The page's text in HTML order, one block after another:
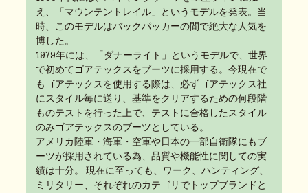
え、「マウンテントレイル」というモデルを発表。当
時、このモデルはバックパッカーの間で絶大な人気を
博した。
1979年には、「ダナーライト」というモデルで、世界
で初めてゴアテックスをブーツに採用する。今現在で
もゴアテックスを使用する際は、必ずゴアテックス社
にスタイル毎に送り、基準をクリアするための何段階
ものテストを行った上で、テストに合格したスタイル
のみゴアテックスのブーツとしている。
アメリカ陸軍・海軍・空軍や日本の一部自衛隊にもブ
ーツが採用されている為、品質や機能性に関しての実
績は十分。 現在に至っても、ワーク、ハンティング、
ミリタリー、それぞれのカテゴリでトップブランドと